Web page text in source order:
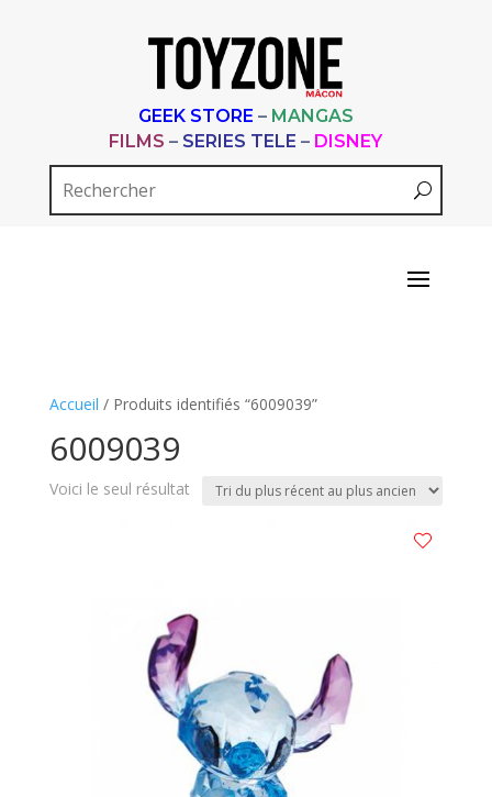
GEEK STORE – MANGAS
FILMS – SERIES TELE – DISNEY
Accueil / Produits identifiés “6009039”
6009039
Voici le seul résultat